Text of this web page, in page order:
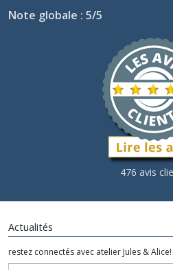
Note globale : 5/5
476 avis
Actualités
restez connectés avec atelier Jules & Alice!